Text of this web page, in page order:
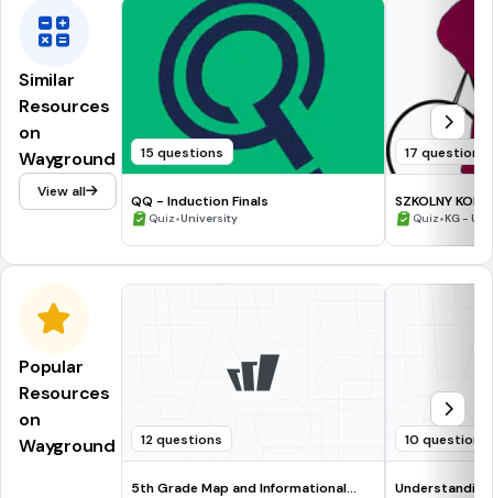
Similar
Resources
on
Wayground
View all
15 questions
QQ - Induction Finals
Quiz•University
17 questions
SZKOLNY
Quiz•KG -
Popular
Resources
on
Wayground
12 questions
5th Grade Map and Informational
10 questions